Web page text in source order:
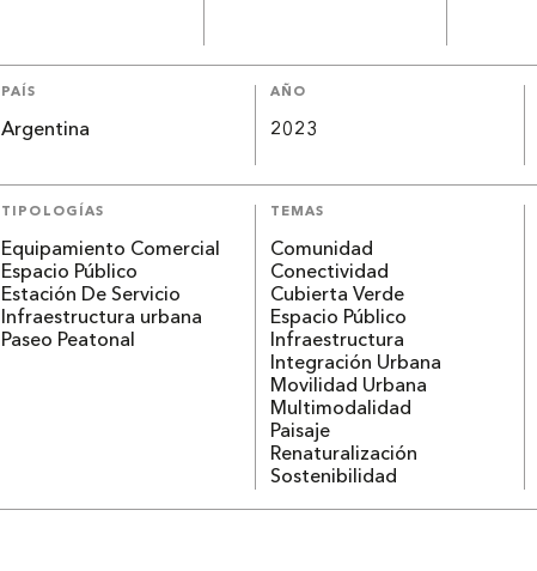
PAÍS
Argentina
AÑO
2023
TIPOLOGÍAS
Equipamiento Comercial
Espacio Público
Estación De Servicio
Infraestructura urbana
Paseo Peatonal
TEMAS
Comunidad
Conectividad
Cubierta Verde
Espacio Público
Infraestructura
Integración Urbana
Movilidad Urbana
Multimodalidad
Paisaje
Renaturalización
Sostenibilidad